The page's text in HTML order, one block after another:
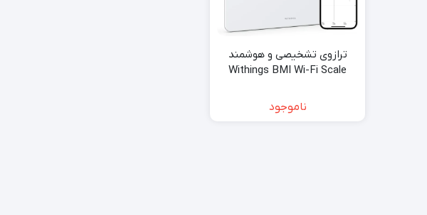
ترازوی تشخیصی و هوشمند
Withings BMI Wi-Fi Scale
ناموجود